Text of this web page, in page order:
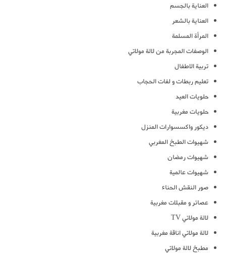
العناية بالجسم
العناية بالشعر
المرأة المسلمة
الوصفات المجربة من لالة مولاتي
تربية الاطفال
تعليم ربطات و لفات الحجاب
حلويات العيد
حلويات مغربية
ديكور واكسسوارات المنزل
شهيوات الطبخ المغربي
شهيوات رمضان
شهيوات عالمية
صور النقش الحناء
عصائر و مقبلات مغربية
لالة مولاتي TV
لالة مولاتي اناقة مغربية
مطبخ لالة مولاتي